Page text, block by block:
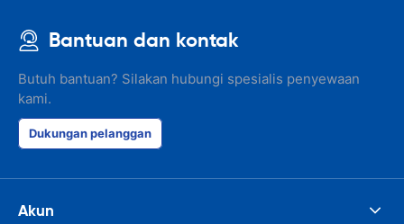
Bantuan dan kontak
Butuh bantuan? Silakan hubungi spesialis penyewaan
kami.
Dukungan pelanggan
Akun